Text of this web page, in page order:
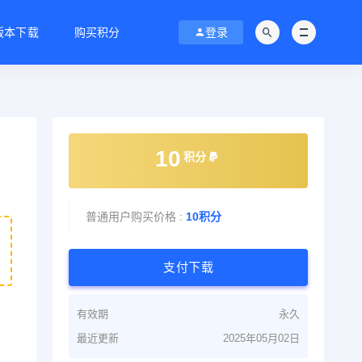
本下载 购买积分 登录
10 积分
普通用户购买价格 : 10积分
支付下载
有效期
永久
最近更新
2025年05月02日